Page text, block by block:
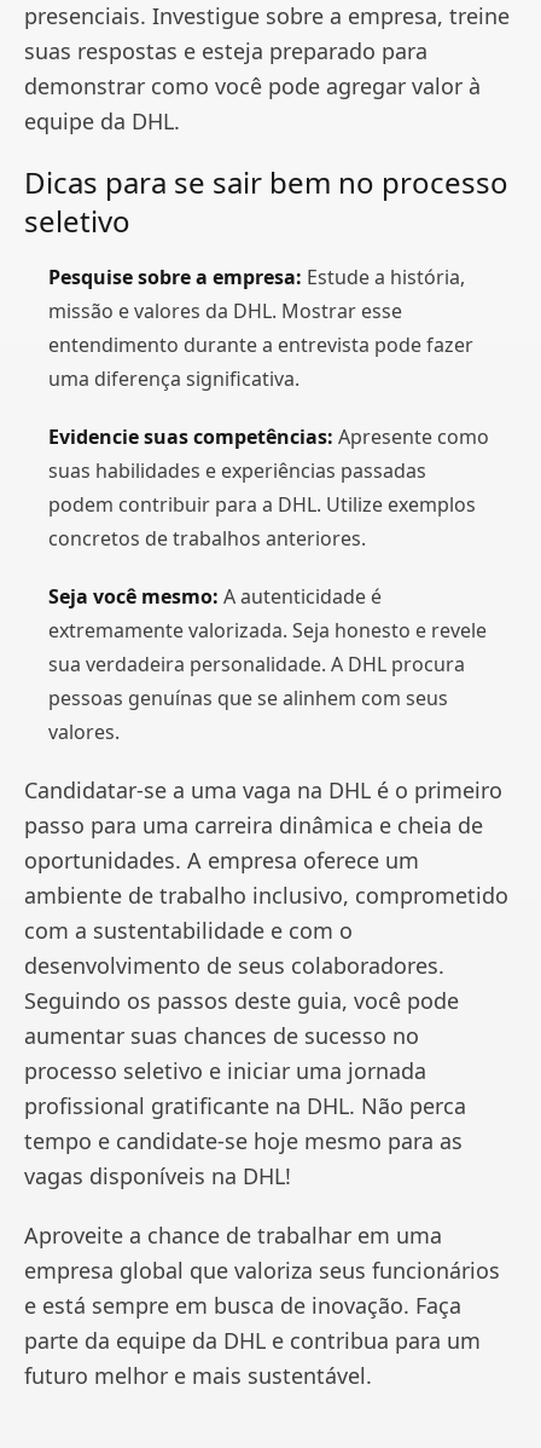
presenciais. Investigue sobre a empresa, treine
suas respostas e esteja preparado para
demonstrar como você pode agregar valor à
equipe da DHL.
Dicas para se sair bem no processo
seletivo
Pesquise sobre a empresa: Estude a história,
missão e valores da DHL. Mostrar esse
entendimento durante a entrevista pode fazer
uma diferença significativa.
Evidencie suas competências: Apresente como
suas habilidades e experiências passadas
podem contribuir para a DHL. Utilize exemplos
concretos de trabalhos anteriores.
Seja você mesmo: A autenticidade é
extremamente valorizada. Seja honesto e revele
sua verdadeira personalidade. A DHL procura
pessoas genuínas que se alinhem com seus
valores.
Candidatar-se a uma vaga na DHL é o primeiro
passo para uma carreira dinâmica e cheia de
oportunidades. A empresa oferece um
ambiente de trabalho inclusivo, comprometido
com a sustentabilidade e com o
desenvolvimento de seus colaboradores.
Seguindo os passos deste guia, você pode
aumentar suas chances de sucesso no
processo seletivo e iniciar uma jornada
profissional gratificante na DHL. Não perca
tempo e candidate-se hoje mesmo para as
vagas disponíveis na DHL!
Aproveite a chance de trabalhar em uma
empresa global que valoriza seus funcionários
e está sempre em busca de inovação. Faça
parte da equipe da DHL e contribua para um
futuro melhor e mais sustentável.